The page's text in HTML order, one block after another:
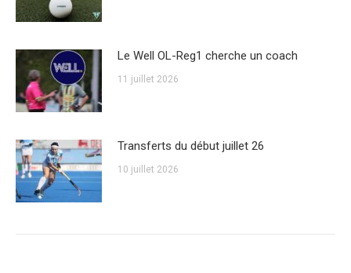
Le Well OL-Reg1 cherche un coach
11 juillet 2026
Transferts du début juillet 26
10 juillet 2026